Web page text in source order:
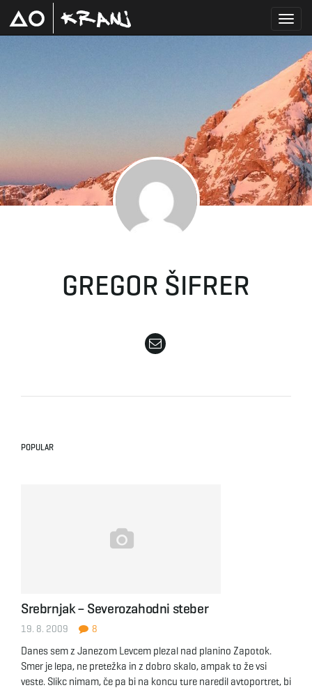
o
g
n
GREGOR ŠIFRER
POPULAR
Srebrnjak – Severozahodni steber
19. 8. 2009 8
Danes sem z Janezom Levcem plezal nad planino Zapotok.
Smer je lepa, ne pretežka in z dobro skalo, ampak to že vsi
veste. Slikc nimam, če pa bi na koncu ture naredil avtoportret, bi